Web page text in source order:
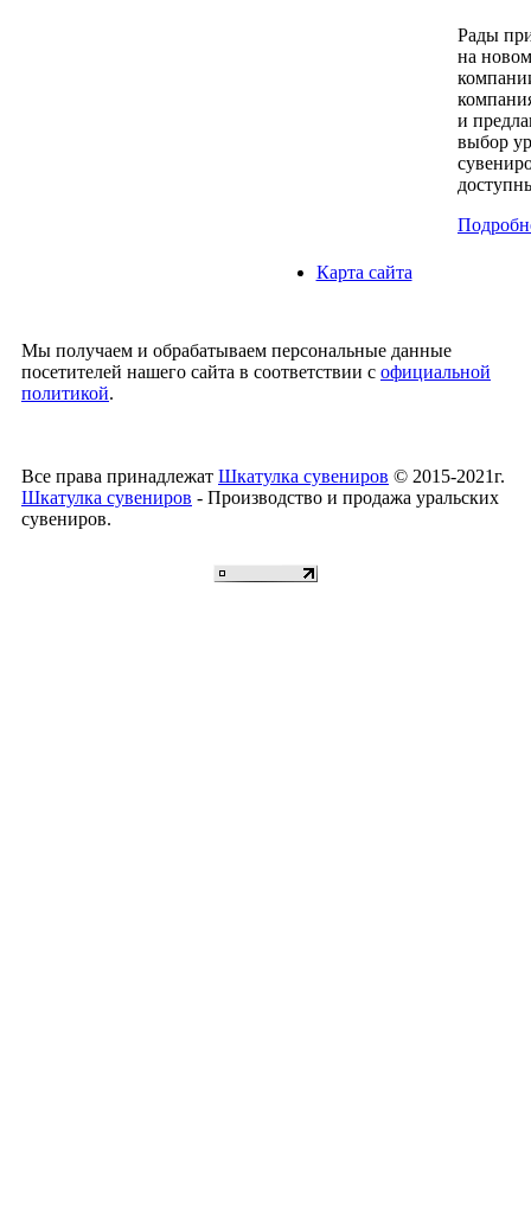
Рады
на
и
выбор
Карта сайта
Мы получаем и обрабатываем персональные данные
посетителей нашего сайта в соответствии с официальной
политикой.
Все права принадлежат Шкатулка сувениров © 2015-2021г.
Шкатулка сувениров - Производство и продажа уральских
сувениров.